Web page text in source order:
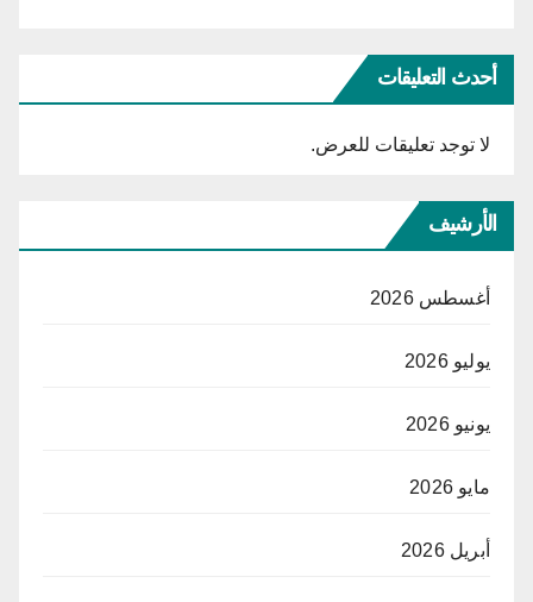
أحدث التعليقات
لا توجد تعليقات للعرض.
الأرشيف
أغسطس 2026
يوليو 2026
يونيو 2026
مايو 2026
أبريل 2026